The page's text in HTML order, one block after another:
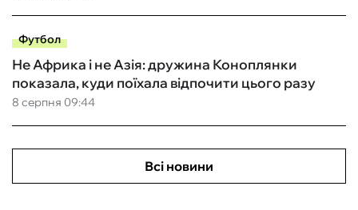
Футбол
8 серпня 09:44
Не Африка і не Азія: дружина Коноплянки
показала, куди поїхала відпочити цього разу
Всі новини